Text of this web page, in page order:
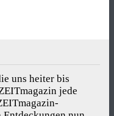
uns heiter bis
jede